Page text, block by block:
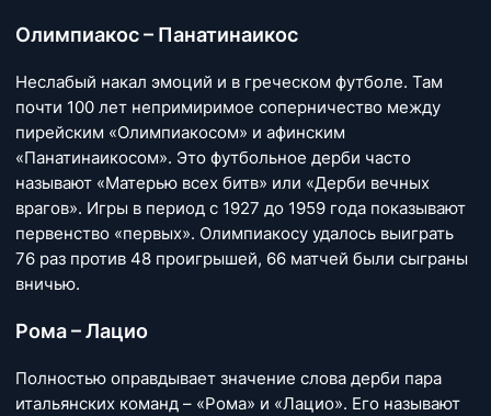
Олимпиакос – Панатинаикос
Неслабый накал эмоций и в греческом футболе. Там
почти 100 лет непримиримое соперничество между
пирейским «Олимпиакосом» и афинским
«Панатинаикосом». Это футбольное дерби часто
называют «Матерью всех битв» или «Дерби вечных
врагов». Игры в период с 1927 до 1959 года показывают
первенство «первых». Олимпиакосу удалось выиграть
76 раз против 48 проигрышей, 66 матчей были сыграны
вничью.
Рома – Лацио
Полностью оправдывает значение слова дерби пара
итальянских команд – «Рома» и «Лацио». Его называют